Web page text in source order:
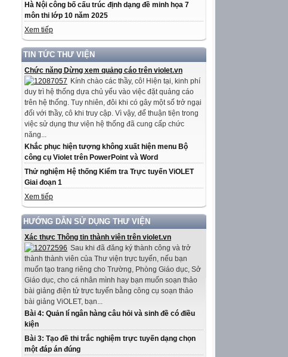
Hà Nội công bố cấu trúc định dạng đề minh họa 7
môn thi lớp 10 năm 2025
Xem tiếp
TIN TỨC THƯ VIỆN
Chức năng Dừng xem quảng cáo trên violet.vn
Kính chào các thầy, cô! Hiện tại, kinh phí
duy trì hệ thống dựa chủ yếu vào việc đặt quảng cáo
trên hệ thống. Tuy nhiên, đôi khi có gây một số trở ngại
đối với thầy, cô khi truy cập. Vì vậy, để thuận tiện trong
việc sử dụng thư viện hệ thống đã cung cấp chức
năng...
Khắc phục hiện tượng không xuất hiện menu Bộ
công cụ Violet trên PowerPoint và Word
Thử nghiệm Hệ thống Kiểm tra Trực tuyến ViOLET
Giai đoạn 1
Xem tiếp
HƯỚNG DẪN SỬ DỤNG THƯ VIỆN
Xác thực Thông tin thành viên trên violet.vn
Sau khi đã đăng ký thành công và trở
thành thành viên của Thư viện trực tuyến, nếu bạn
muốn tạo trang riêng cho Trường, Phòng Giáo dục, Sở
Giáo dục, cho cá nhân mình hay bạn muốn soạn thảo
bài giảng điện tử trực tuyến bằng công cụ soạn thảo
bài giảng ViOLET, bạn...
Bài 4: Quản lí ngân hàng câu hỏi và sinh đề có điều
kiện
Bài 3: Tạo đề thi trắc nghiệm trực tuyến dạng chọn
một đáp án đúng